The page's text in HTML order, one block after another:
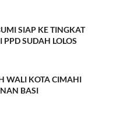
SIAP KE TINGKAT
SUDAH LOLOS
WALI KOTA CIMAHI
BASI